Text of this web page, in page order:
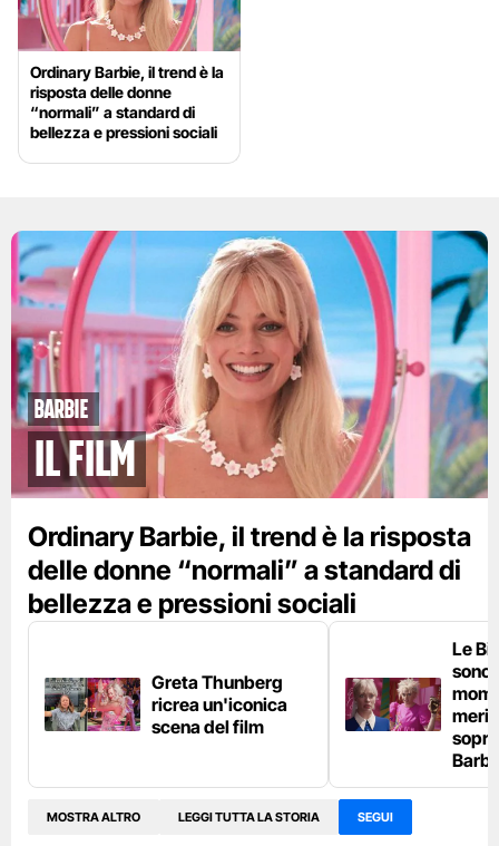
Ordinary Barbie, il trend è la
risposta delle donne
“normali” a standard di
bellezza e pressioni sociali
Barbie
Il film
Ordinary Barbie, il trend è la risposta
delle donne “normali” a standard di
bellezza e pressioni sociali
Greta Thunberg
ricrea un'iconica
scena del film
Le
sono
MOSTRA ALTRO LEGGI TUTTA LA STORIA SEGUI